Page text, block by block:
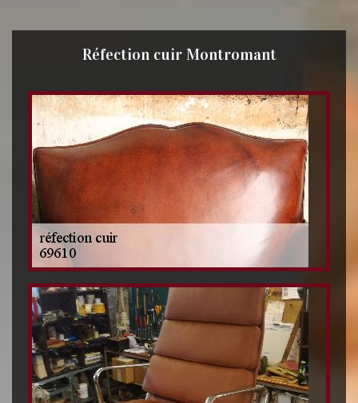
Réfection cuir Montromant